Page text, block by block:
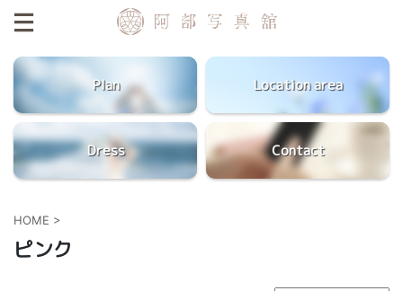
Plan Location area
Dress Contact
HOME >
ピンク